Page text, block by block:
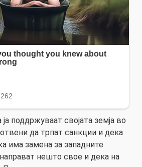
поддржуваат својата земја во
да трпат санкции и дека
има замена за западните
нешто свое и дека на